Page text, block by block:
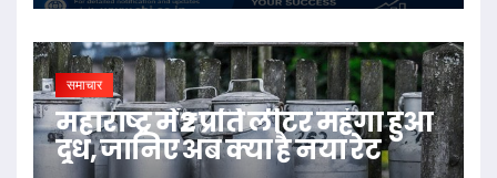
समाचार
महाराष्ट्र में ₹2 प्रति लीटर महंगा हुआ
दूध, जानिए अब क्या है नया रेट